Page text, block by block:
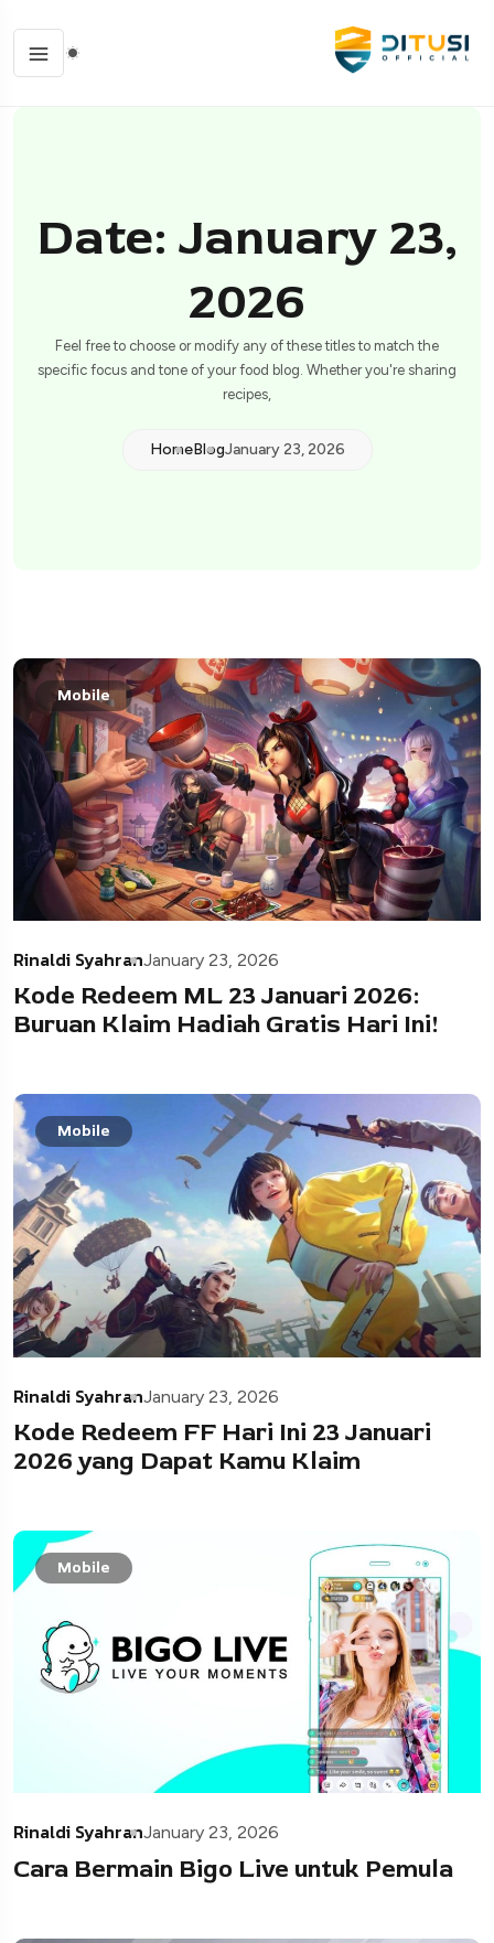
Date: January 23,
2026
Feel free to choose or modify any of these titles to match the
specific focus and tone of your food blog. Whether you're sharing
recipes,
HomeBlogJanuary 23, 2026
Mobile
Rinaldi SyahranJanuary 23, 2026
Kode Redeem ML 23 Januari 2026:
Buruan Klaim Hadiah Gratis Hari Ini!
Mobile
Rinaldi SyahranJanuary 23, 2026
Kode Redeem FF Hari Ini 23 Januari
2026 yang Dapat Kamu Klaim
Mobile
Rinaldi SyahranJanuary 23, 2026
Cara Bermain Bigo Live untuk Pemula